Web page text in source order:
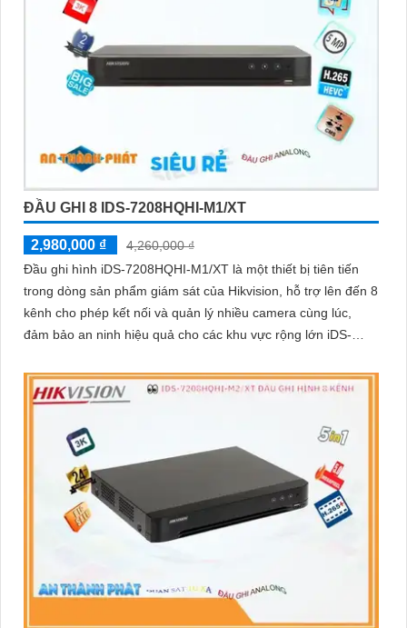
ĐẦU GHI 8 IDS-7208HQHI-M1/XT
2,980,000 ₫
4,260,000 ₫
Đầu ghi hình iDS-7208HQHI-M1/XT là một thiết bị tiên tiến
trong dòng sản phẩm giám sát của Hikvision, hỗ trợ lên đến 8
kênh cho phép kết nối và quản lý nhiều camera cùng lúc,
đảm bảo an ninh hiệu quả cho các khu vực rộng lớn iDS-
dàng nhận diện các đối tượngThiết bị thu hình HD iDS-
7208HQHI-M1/XT của iDS Technology thuộc dòng sản phẩm
4K, chất lượng hình ảnh sắc nét.